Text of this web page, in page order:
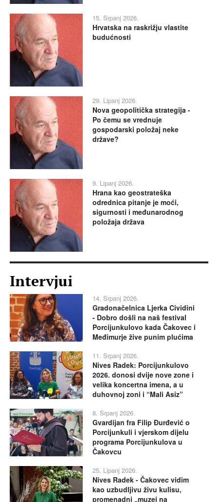
15. Srpanj 2026.
Hrvatska na raskrižju vlastite
budućnosti
29. Lipanj 2026.
Nova geopolitička strategija -
Po čemu se vrednuje
gospodarski položaj neke
države?
9. Lipanj 2026.
Hrana kao geostrateška
odrednica pitanje je moći,
sigurnosti i međunarodnog
položaja država
Intervjui
14. Srpanj 2026.
Gradonačelnica Ljerka Cividini
- Dobro došli na naš festival
Porcijunkulovo kada Čakovec i
Međimurje žive punim plućima
11. Srpanj 2026.
Nives Radek: Porcijunkulovo
2026. donosi dvije nove zone i
velika koncertna imena, a u
duhovnoj zoni i “Mali Asiz”
8. Srpanj 2026.
Gvardijan fra Filip Đurđević o
Porcijunkuli i vjerskom dijelu
programa Porcijunkulova u
Čakovcu
25. Lipanj 2026.
Nives Radek - Čakovec vidim
kao uzbudljivu živu kulisu,
promenadni „muzej na